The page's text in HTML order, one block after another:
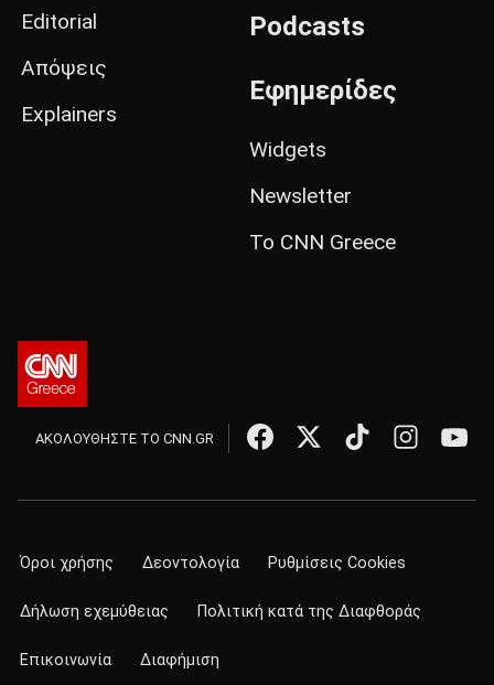
Editorial
Απόψεις
Explainers
Podcasts
Εφημερίδες
Widgets
Newsletter
Το CNN Greece
ΑΚΟΛΟΥΘΗΣΤΕ ΤΟ CNN.GR
Όροι χρήσης Δεοντολογία Ρυθμίσεις Cookies
Δήλωση εχεμύθειας Πολιτική κατά της Διαφθοράς
Επικοινωνία Διαφήμιση